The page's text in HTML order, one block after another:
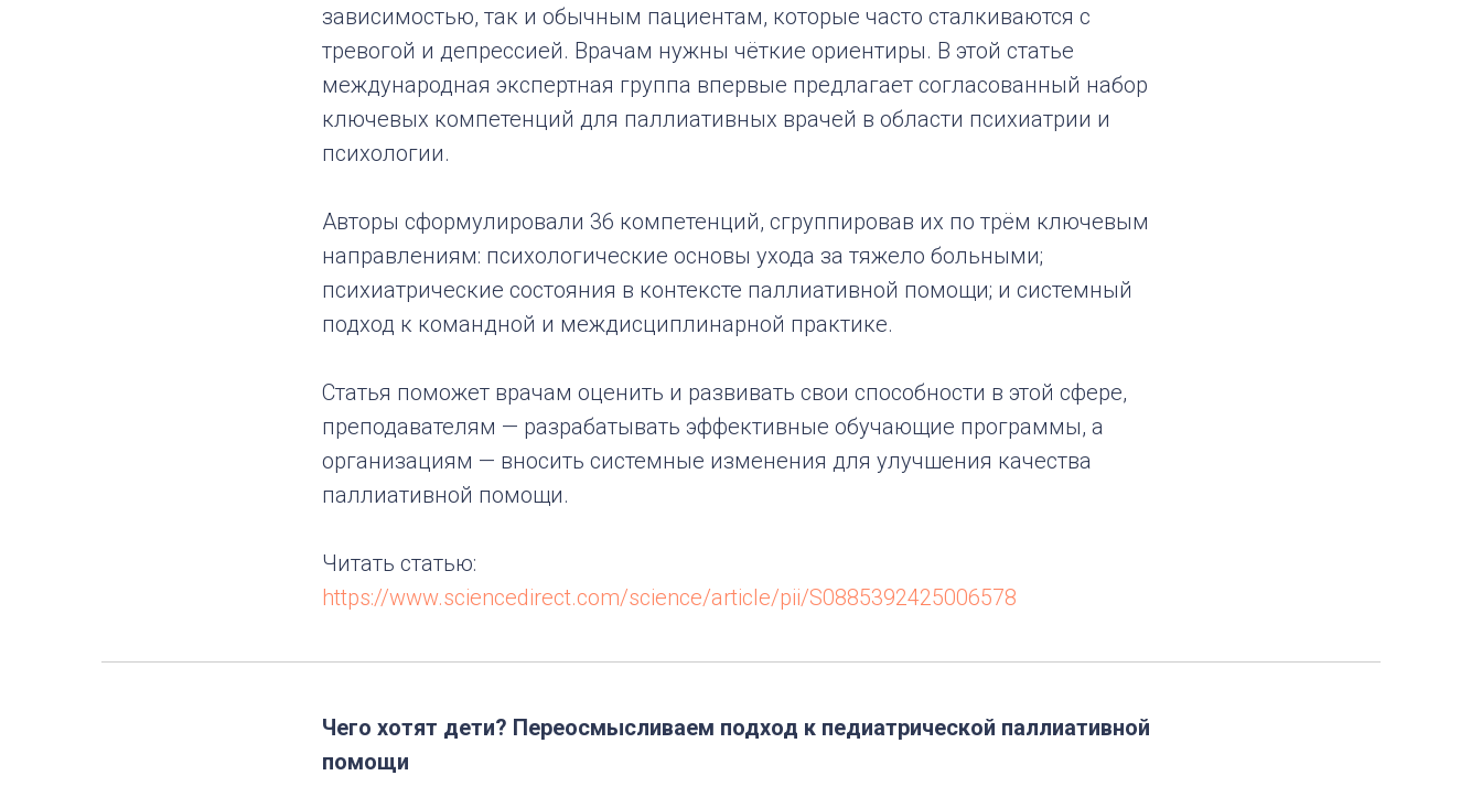
зависимостью, так и обычным пациентам, которые часто сталкиваются с
тревогой и депрессией. Врачам нужны чёткие ориентиры. В этой статье
международная экспертная группа впервые предлагает согласованный набор
ключевых компетенций для паллиативных врачей в области психиатрии и
психологии.
Авторы сформулировали 36 компетенций, сгруппировав их по трём ключевым
направлениям: психологические основы ухода за тяжело больными;
психиатрические состояния в контексте паллиативной помощи; и системный
подход к командной и междисциплинарной практике.
Статья поможет врачам оценить и развивать свои способности в этой сфере,
преподавателям — разрабатывать эффективные обучающие программы, а
организациям — вносить системные изменения для улучшения качества
паллиативной помощи.
Читать статью:
https://www.sciencedirect.com/science/article/pii/S0885392425006578
Чего хотят дети? Переосмысливаем подход к педиатрической паллиативной
помощи